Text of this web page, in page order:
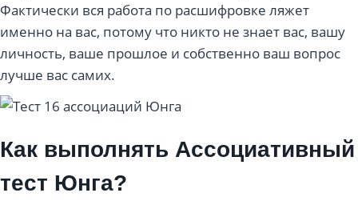
Фактически вся работа по расшифровке ляжет
именно на вас, потому что никто не знает вас, вашу
личность, ваше прошлое и собственно ваш вопрос
лучше вас самих.
Как выполнять Ассоциативный
тест Юнга?